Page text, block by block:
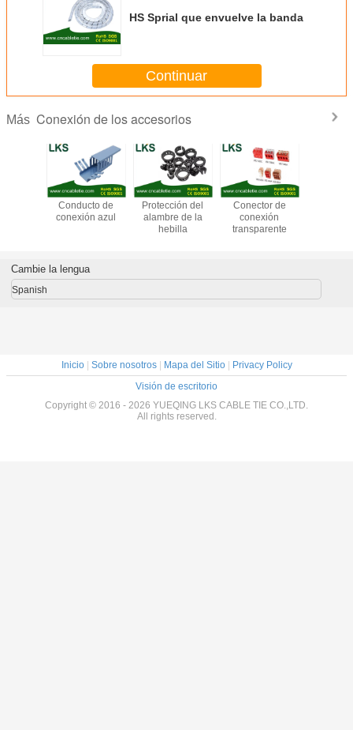
HS Sprial que envuelve la banda
Continuar
Más Conexión de los accesorios
Conducto de
conexión azul
Protección del
alambre de la
hebilla
Conector de
conexión
transparente
Cambie la lengua
Spanish
Inicio| Sobre nosotros| Mapa del Sitio|
Privacy Policy
Visión de escritorio
Copyright © 2016 - 2026 YUEQING LKS CABLE TIE CO.,LTD.
All rights reserved.